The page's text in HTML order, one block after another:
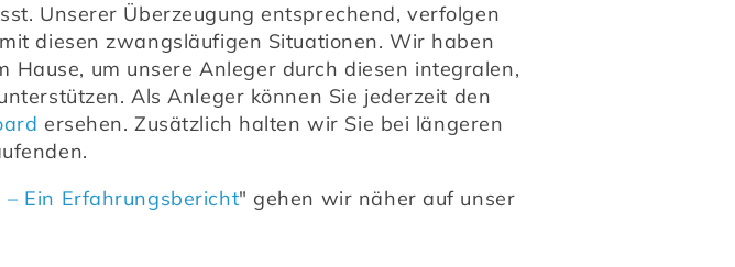
Unserer Überzeugung entsprechend, verfolgen
diesen zwangsläufigen Situationen. Wir haben
Hause, um unsere Anleger durch diesen integralen,
Als Anleger können Sie jederzeit den
ersehen. Zusätzlich halten wir Sie bei längeren
Ein Erfahrungsbericht" gehen wir näher auf unser